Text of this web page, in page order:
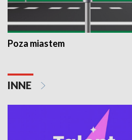
Poza miastem
INNE